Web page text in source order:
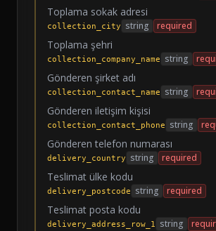
Toplama sokak adresi
collection_city string required
Toplama şehri
collection_company_name string
Gönderen şirket adı
collection_contact_name string
Gönderen iletişim kişisi
collection_contact_phone string
Gönderen telefon numarası
delivery_country string required
Teslimat ülke kodu
delivery_postcode string required
Teslimat posta kodu
delivery_address_row_1 string